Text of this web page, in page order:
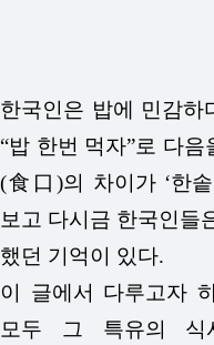
한국인은 밥에 민감하
“밥 한번 먹자”로 다
(食口)의 차이가 ‘한
보고 다시금 한국인들
했던 기억이 있다.
이 글에서 다루고자
모두 그 특유의 식